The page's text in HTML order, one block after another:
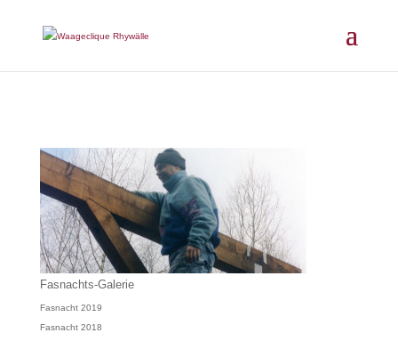
Fasnachts-Galerie
Fasnacht 2019
Fasnacht 2018